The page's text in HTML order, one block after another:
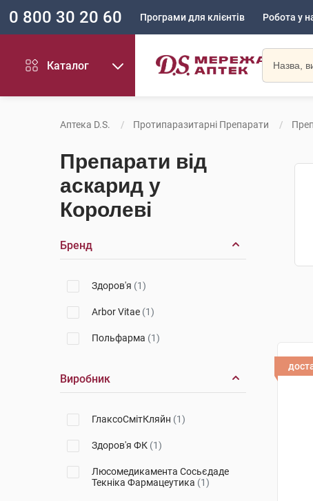
0 800 30 20 60 Програми для клієнтів Робота у
Каталог
Аптека D.S. Протипаразитарні Препарати
Препарати від
аскарид у
Королеві
Бренд
Здоров'я (1)
Arbor Vitae (1)
Польфарма (1)
Виробник
ГлаксоСмітКляйн (1)
Здоров'я ФК (1)
Люсомедикамента Сосьєдаде
Текніка Фармацеутика (1)